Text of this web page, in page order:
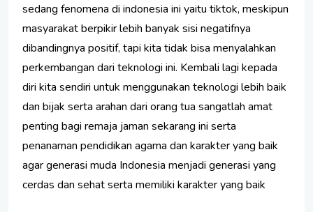
sedang fenomena di indonesia ini yaitu tiktok, meskipun
masyarakat berpikir lebih banyak sisi negatifnya
dibandingnya positif, tapi kita tidak bisa menyalahkan
perkembangan dari teknologi ini. Kembali lagi kepada
diri kita sendiri untuk menggunakan teknologi lebih baik
dan bijak serta arahan dari orang tua sangatlah amat
penting bagi remaja jaman sekarang ini serta
penanaman pendidikan agama dan karakter yang baik
agar generasi muda Indonesia menjadi generasi yang
cerdas dan sehat serta memiliki karakter yang baik